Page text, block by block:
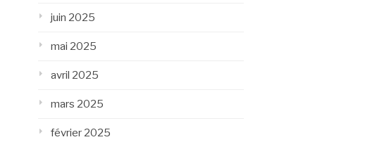
juin 2025
mai 2025
avril 2025
mars 2025
février 2025